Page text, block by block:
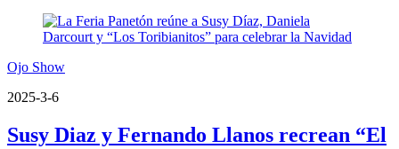
Ojo Show
2025-3-6
Susy Diaz y Fernando Llanos recrean “El